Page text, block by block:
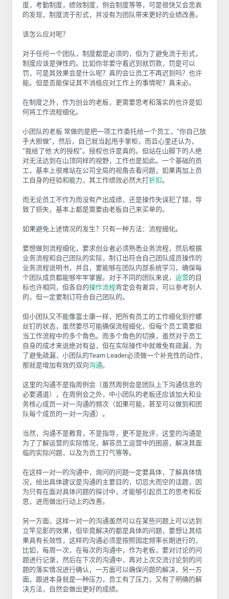
度，考勤制度，绩效制度，例会制度等等，可是很快又会悲哀
的发现，制度流于形式，并没有为团队带来更好的业绩改善。
该怎么应对呢？
对于任何一个团队，制度都是必须的，但为了避免流于形式，
制度应该是弹性的。比如你非要守着迟到就罚款，罚是可以
罚，可是其效果会是什么呢？真的会让员工不再迟到吗？也许
能。但是否能保证其不消极应对工作上的事情呢？真未必。
在制度之外，作为创业的老板，更需要思考和落实的也许是如
何将工作流程细化。
小团队的老板 常做的是把一项工作委托给一个员工，“你自己放
手大胆做”，然后，自己就当起甩手掌柜，而且心里还认为，
“我给了他 大的授权”。授权也许是真的。但站在山脚下的人绝
对无法达到在山顶同样的视野，工作也是如此。一个基础的员
工，基本上很难站在公司全局的视角去看问题，如果再加上员
工自身的经验和能力，其工作绩效必然大打折扣。
而无论员工不作为而没有产出成绩，还是操作失误犯了错，导
致了损失，基本上都是需要由老板自己来买单的。
如果避免上述情况的发生？只有一种方法：流程细化。
要想做到流程细化，要求创业者必须熟悉业务流程，然后根据
业务流程和自己团队的实际，制订出符合自己团队成员操作的
业务流程说明书，并且，要能够在团队内部系统学习，确保每
个团队成员都能够牢牢掌握。对于不同的团队来说， 运营的目
标也许相同，但各自的操作流程肯定会有差异，可以参考别人
的，但一定要制订符合自己团队的。
但小团队又不能像富士康一样，把所有员工的工作细化到拧螺
丝钉的状态，虽然要尽可能确保流程细化，但每个员工需要担
当工作流程中的多个角色。而多个角色的切换，虽然对于员工
自身的成才来说绝对有益，但在实际操作中就难免有疏漏，为
了避免疏漏，小团队的Team Leader必须做一个补充性的动作，
那就是增加有效的双向沟通。
这里的沟通不是指周例会（虽然周例会是团队上下沟通信息的
必要通道），在周例会之外，中小团队的老板还应该加大和业
务核心成员一对一沟通的频次（如果可能，甚至可以做到和团
队每个成员的一对一沟通）。
当然，沟通不是教育，不是指导，更不是批评，这里的沟通是
为了了解运营的实际情况，解答员工运营中的困惑，解决其面
临的实际问题，以及为员工打气等等。
在这样一对一的沟通中，询问的问题一定要具体，了解具体情
况，给出具体建议是沟通的主要目的，切忌大而空的话题，因
为只有在面对具体问题的探讨中，才能够引起员工的思考和反
思，进而做出行动上的改善。
另一方面，这样一对一的沟通虽然可以在某些问题上可以达到
立竿见影的效果，但毕竟解决的都是具体的问题，要想让其结
果具有长效性，这样的沟通必须是按照固定频率长期进行的，
比如，每周一次，在每次的沟通中，作为老板，要对讨论的问
题进行记录，然后在下次的沟通中，再对上次交流讨论到的问
题的落实情况进行确认，一方面可以确保问题的解决，另一方
面，跟进本身就是一种压力，员工有了压力，又有了明确的解
决方法，自然会做出更好的成绩。